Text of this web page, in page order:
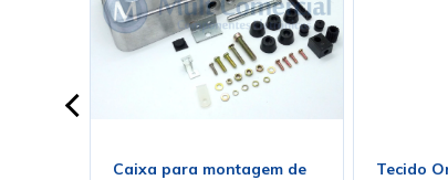
Caixa para montagem de
Tecido